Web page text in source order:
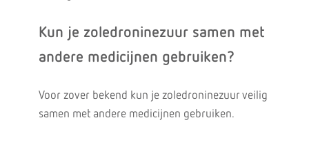
Kun je zoledroninezuur samen met
andere medicijnen gebruiken?
Voor zover bekend kun je zoledroninezuur veilig
samen met andere medicijnen gebruiken.